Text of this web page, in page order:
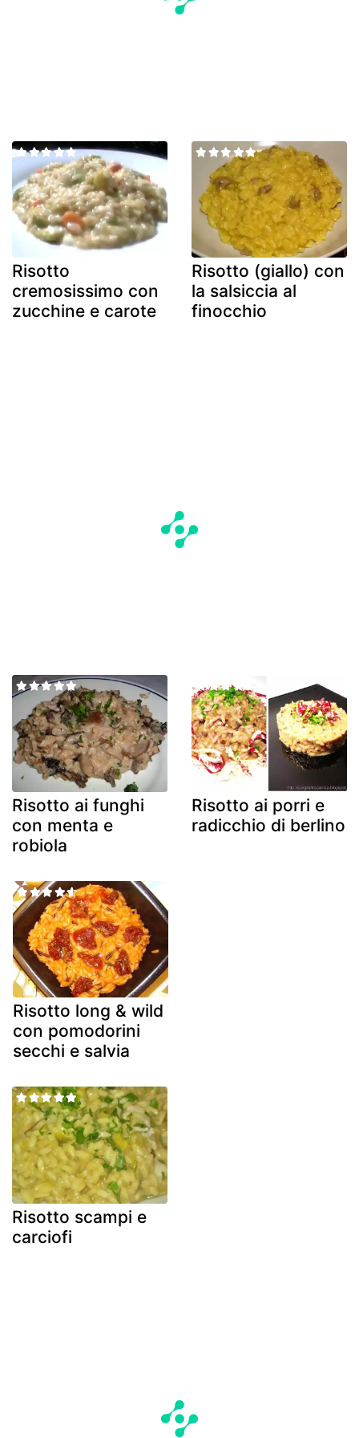
Risotto
cremosissimo con
zucchine e carote
Risotto (giallo) con
la salsiccia al
finocchio
Risotto ai funghi
con menta e
robiola
Risotto ai porri e
radicchio di berlino
Risotto long & wild
con pomodorini
secchi e salvia
Risotto scampi e
carciofi